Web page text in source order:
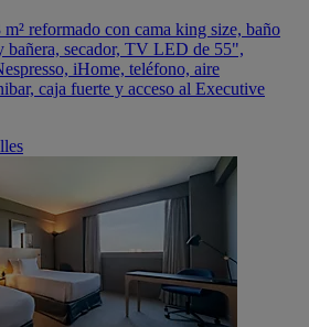
reformado con cama king size, baño
bañera, secador, TV LED de 55",
iHome, teléfono, aire
caja fuerte y acceso al Executive